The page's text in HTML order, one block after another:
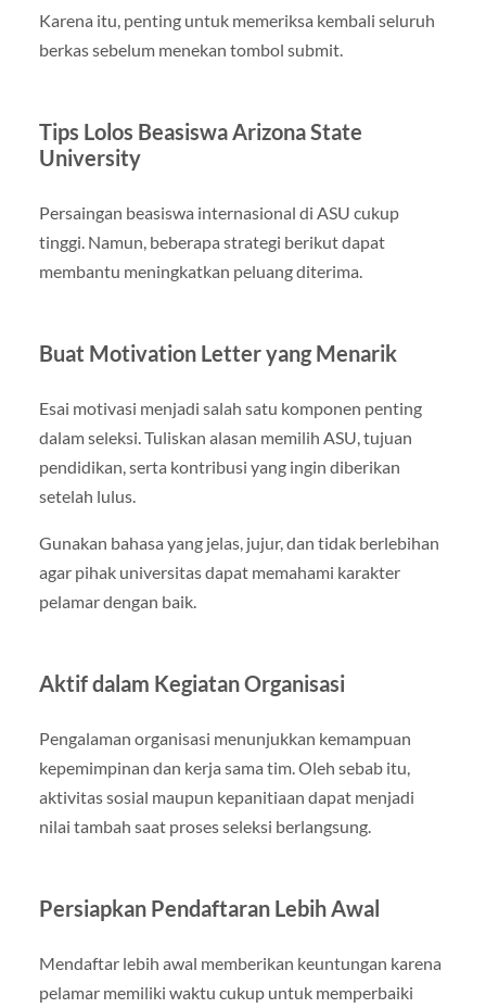
Karena itu, penting untuk memeriksa kembali seluruh
berkas sebelum menekan tombol submit.
Tips Lolos Beasiswa Arizona State
University
Persaingan beasiswa internasional di ASU cukup
tinggi. Namun, beberapa strategi berikut dapat
membantu meningkatkan peluang diterima.
Buat Motivation Letter yang Menarik
Esai motivasi menjadi salah satu komponen penting
dalam seleksi. Tuliskan alasan memilih ASU, tujuan
pendidikan, serta kontribusi yang ingin diberikan
setelah lulus.
Gunakan bahasa yang jelas, jujur, dan tidak berlebihan
agar pihak universitas dapat memahami karakter
pelamar dengan baik.
Aktif dalam Kegiatan Organisasi
Pengalaman organisasi menunjukkan kemampuan
kepemimpinan dan kerja sama tim. Oleh sebab itu,
aktivitas sosial maupun kepanitiaan dapat menjadi
nilai tambah saat proses seleksi berlangsung.
Persiapkan Pendaftaran Lebih Awal
Mendaftar lebih awal memberikan keuntungan karena
pelamar memiliki waktu cukup untuk memperbaiki